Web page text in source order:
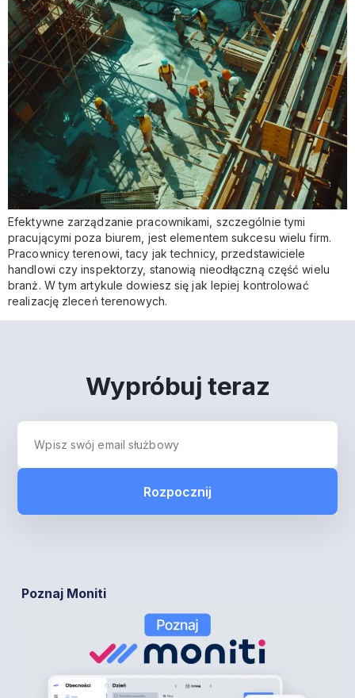
Efektywne zarządzanie pracownikami, szczególnie tymi
pracującymi poza biurem, jest elementem sukcesu wielu firm.
Pracownicy terenowi, tacy jak technicy, przedstawiciele
handlowi czy inspektorzy, stanowią nieodłączną część wielu
branż. W tym artykule dowiesz się jak lepiej kontrolować
realizację zleceń terenowych.
Wypróbuj teraz
Rozpocznij
Poznaj Moniti